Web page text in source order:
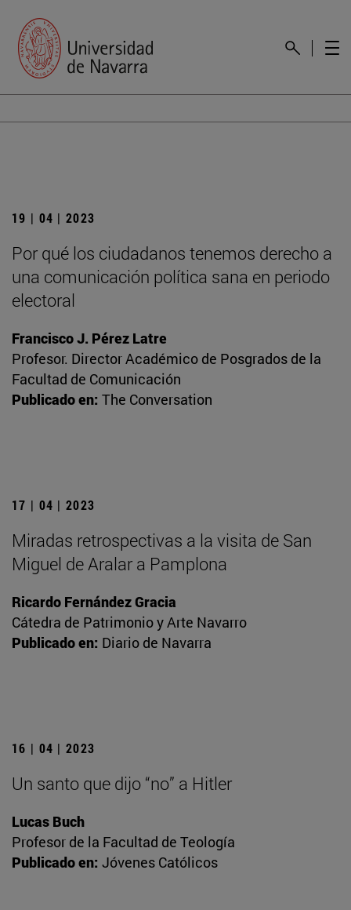
19 | 04 | 2023
Por qué los ciudadanos tenemos derecho a
una comunicación política sana en periodo
electoral
Francisco J. Pérez Latre
Profesor. Director Académico de Posgrados de la
Facultad de Comunicación
Publicado en: The Conversation
17 | 04 | 2023
Miradas retrospectivas a la visita de San
Miguel de Aralar a Pamplona
Ricardo Fernández Gracia
Cátedra de Patrimonio y Arte Navarro
Publicado en: Diario de Navarra
16 | 04 | 2023
Un santo que dijo “no” a Hitler
Lucas Buch
Profesor de la Facultad de Teología
Publicado en: Jóvenes Católicos